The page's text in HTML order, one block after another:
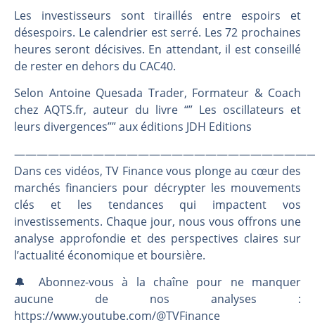
Pourquoi le monde entier vacille en même temps cette semaine ? | par Louis-Antoine Michelet
WTI : Explosion mais réserves au plus bas | Denis Desclos – Market Movers
Les investisseurs sont tiraillés entre espoirs et
désespoirs. Le calendrier est serré. Les 72 prochaines
heures seront décisives. En attendant, il est conseillé
de rester en dehors du CAC40.
Selon Antoine Quesada Trader, Formateur & Coach
chez AQTS.fr, auteur du livre “” Les oscillateurs et
leurs divergences”” aux éditions JDH Editions
Dans ces vidéos, TV Finance vous plonge au cœur des
marchés financiers pour décrypter les mouvements
clés et les tendances qui impactent vos
investissements. Chaque jour, nous vous offrons une
analyse approfondie et des perspectives claires sur
l’actualité économique et boursière.
🔔 Abonnez-vous à la chaîne pour ne manquer
aucune de nos analyses :
https://www.youtube.com/@TVFinance